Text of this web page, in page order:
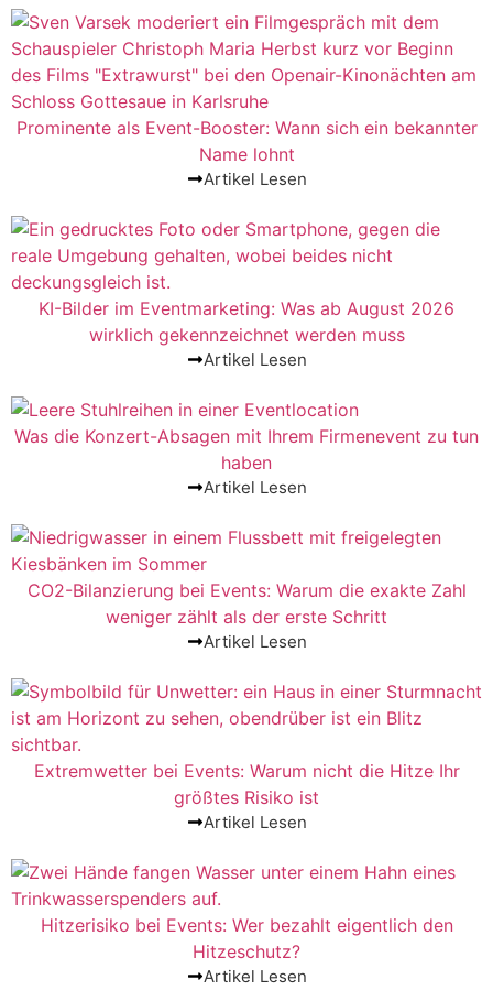
Prominente als Event-Booster: Wann sich ein bekannter
Name lohnt
Artikel Lesen
KI-Bilder im Eventmarketing: Was ab August 2026
wirklich gekennzeichnet werden muss
Artikel Lesen
Was die Konzert-Absagen mit Ihrem Firmenevent zu tun
haben
Artikel Lesen
CO2-Bilanzierung bei Events: Warum die exakte Zahl
weniger zählt als der erste Schritt
Artikel Lesen
Extremwetter bei Events: Warum nicht die Hitze Ihr
größtes Risiko ist
Artikel Lesen
Hitzerisiko bei Events: Wer bezahlt eigentlich den
Hitzeschutz?
Artikel Lesen